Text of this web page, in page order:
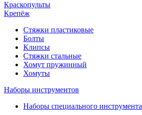
Краскопульты
Крепёж
Стяжки пластиковые
Болты
Клипсы
Стяжки стальные
Хомут пружинный
Хомуты
Наборы инструментов
Наборы специального инструмента